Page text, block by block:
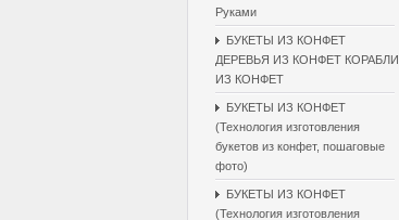
Pуками
БУКЕТЫ ИЗ КОНФЕТ
ДЕРЕВЬЯ ИЗ КОНФЕТ КОРАБЛИ
ИЗ КОНФЕТ
БУКЕТЫ ИЗ КОНФЕТ
(Технология изготовления
букетов из конфет, пошаговые
фото)
БУКЕТЫ ИЗ КОНФЕТ
(Технология изготовления